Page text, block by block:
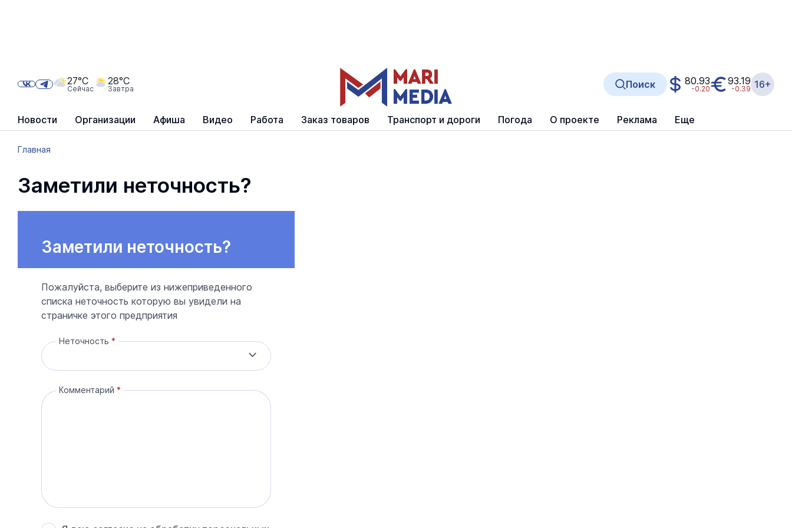
Новости Организации Афиша Видео Работа Заказ товаров Транспорт и дороги Погода О проекте Реклама Еще
27°C
Сейчас
28°C
Завтра Поиск 80.93
-0.20
93.19
-0.39 16+
Главная
Заметили неточность?
Заметили неточность?
Пожалуйста, выберите из нижеприведенного
списка неточность которую вы увидели на
страничке этого предприятия
Неточность
Комментарий